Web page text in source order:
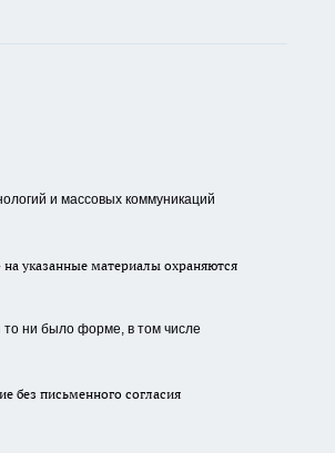
и массовых коммуникаций
указанные материалы охраняются
то ни было форме, в том числе
без письменного согласия